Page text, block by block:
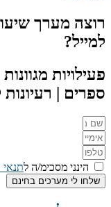
רוצה מערך
למייל?
פעילויות
ספרים | רעיונות
הינני מסכימ/ה ל
שלחו לי מערכים בחינם